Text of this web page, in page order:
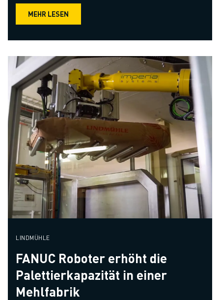
MEHR LESEN
LINDMÜHLE
FANUC Roboter erhöht die
Palettierkapazität in einer
Mehlfabrik